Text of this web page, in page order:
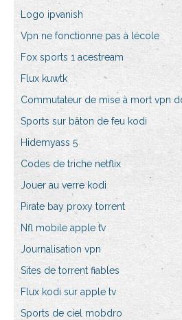
Logo ipvanish
Vpn ne fonctionne pas à lécole
Fox sports 1 acestream
Flux kuwtk
Commutateur de mise à mort vpn
Sports sur bâton de feu kodi
Hidemyass 5
Codes de triche netflix
Jouer au verre kodi
Pirate bay proxy torrent
Nfl mobile apple tv
Journalisation vpn
Sites de torrent fiables
Flux kodi sur apple tv
Sports de ciel mobdro